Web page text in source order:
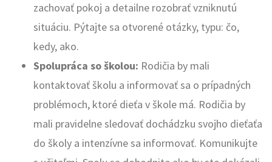
zachovať pokoj a detailne rozobrať vzniknutú
situáciu. Pýtajte sa otvorené otázky, typu: čo,
kedy, ako.
Spolupráca so školou: Rodičia by mali
kontaktovať školu a informovať sa o prípadných
problémoch, ktoré dieťa v škole má. Rodičia by
mali pravidelne sledovať dochádzku svojho dieťaťa
do školy a intenzívne sa informovať. Komunikujte